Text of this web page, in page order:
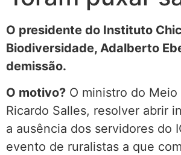
O presidente do Instituto
Biodiversidade, Adalberto
demissão.
O motivo? O ministro do
Ricardo Salles, resolver abrir
a ausência dos servidores do
evento de ruralistas a que